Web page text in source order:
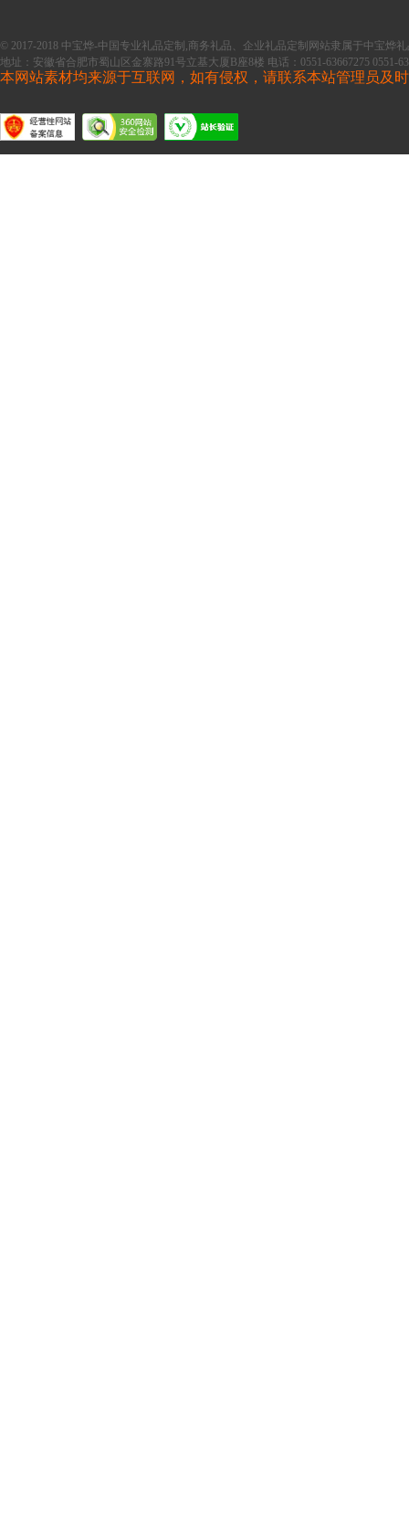
© 2017-2018 中宝烨-中国专业礼品定制,商务礼品、企业礼品定制网站隶属于中宝烨
地址：安徽省合肥市蜀山区金寨路91号立基大厦B座8楼 电话：0551-63667275 0551-
本网站素材均来源于互联网，如有侵权，请联系本站管理员及